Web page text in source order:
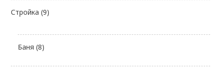
Стройка (9)
Баня (8)